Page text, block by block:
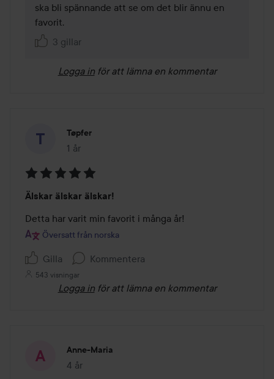
ska bli spännande att se om det blir ännu en
favorit.
3 gillar
Logga in för att lämna en kommentar
Tøpfer
1 år
Inlägget skapades 1 år
5
av
5
Älskar älskar älskar!
Detta har varit min favorit i många år!
Översatt från norska
Gilla Kommentera
543 visningar
Logga in för att lämna en kommentar
Anne-Maria
4 år
Inlägget skapades 4 år